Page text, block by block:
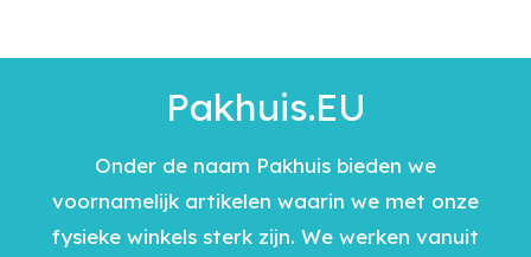
Pakhuis.EU
Onder de naam Pakhuis bieden we
voornamelijk artikelen waarin we met onze
fysieke winkels sterk zijn. We werken vanuit